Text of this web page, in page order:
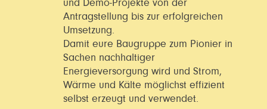
und Demo-Projekte von der
Antragstellung bis zur erfolgreichen
Umsetzung.
Damit eure Baugruppe zum Pionier in
Sachen nachhaltiger
Energieversorgung wird und Strom,
Wärme und Kälte möglichst effizient
selbst erzeugt und verwendet.